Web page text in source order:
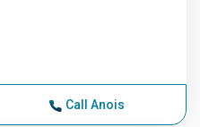
Call Anois